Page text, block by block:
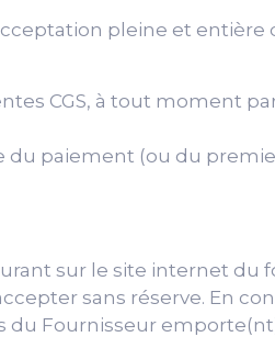
pleine et entière
CGS, à tout moment
du paiement (ou du
sur le site internet
sans réserve. En
Fournisseur